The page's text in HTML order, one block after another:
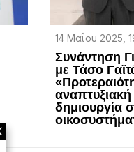
14 Μαΐου 2025,
Συνάντηση
με Τάσο
δημιουργία